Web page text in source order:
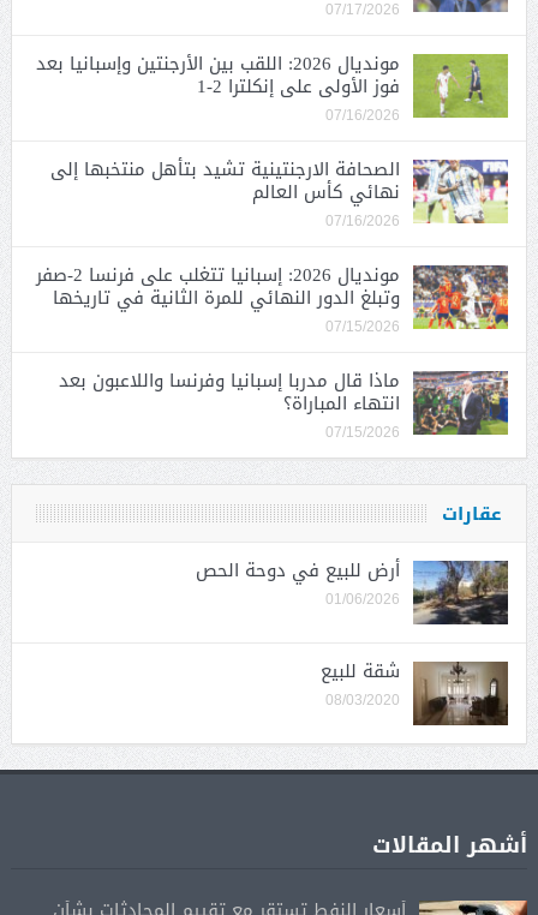
07/17/2026
مونديال 2026: اللقب بين الأرجنتين وإسبانيا بعد
فوز الأولى على إنكلترا 2-1
07/16/2026
الصحافة الارجنتينية تشيد بتأهل منتخبها إلى
نهائي كأس العالم
07/16/2026
مونديال 2026: إسبانيا تتغلب على فرنسا 2-صفر
وتبلغ الدور النهائي للمرة الثانية في تاريخها
07/15/2026
ماذا قال مدربا إسبانيا وفرنسا واللاعبون بعد
انتهاء المباراة؟
07/15/2026
عقارات
أرض للبيع في دوحة الحص
01/06/2026
شقة للبيع
08/03/2020
أشهر المقالات